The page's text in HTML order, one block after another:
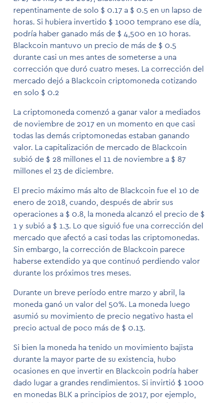
repentinamente de solo $ 0.17 a $ 0.5 en un lapso de
horas. Si hubiera invertido $ 1000 temprano ese día,
podría haber ganado más de $ 4,500 en 10 horas.
Blackcoin mantuvo un precio de más de $ 0.5
durante casi un mes antes de someterse a una
corrección que duró cuatro meses. La corrección del
mercado dejó a Blackcoin criptomoneda cotizando
en solo $ 0.2
La criptomoneda comenzó a ganar valor a mediados
de noviembre de 2017 en un momento en que casi
todas las demás criptomonedas estaban ganando
valor. La capitalización de mercado de Blackcoin
subió de $ 28 millones el 11 de noviembre a $ 87
millones el 23 de diciembre.
El precio máximo más alto de Blackcoin fue el 10 de
enero de 2018, cuando, después de abrir sus
operaciones a $ 0.8, la moneda alcanzó el precio de $
1 y subió a $ 1.3. Lo que siguió fue una corrección del
mercado que afectó a casi todas las criptomonedas.
Sin embargo, la corrección de Blackcoin parece
haberse extendido ya que continuó perdiendo valor
durante los próximos tres meses.
Durante un breve período entre marzo y abril, la
moneda ganó un valor del 50%. La moneda luego
asumió su movimiento de precio negativo hasta el
precio actual de poco más de $ 0.13.
Si bien la moneda ha tenido un movimiento bajista
durante la mayor parte de su existencia, hubo
ocasiones en que invertir en Blackcoin podría haber
dado lugar a grandes rendimientos. Si invirtió $ 1000
en monedas BLK a principios de 2017, por ejemplo,